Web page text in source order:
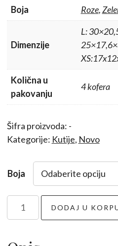
Boja Roze,
Dimenzije
L:
Količna u
pakovanju
4 kofera
Šifra proizvoda: -
Kategorije: Kutije, Novo
Boja
količina
DODAJ U